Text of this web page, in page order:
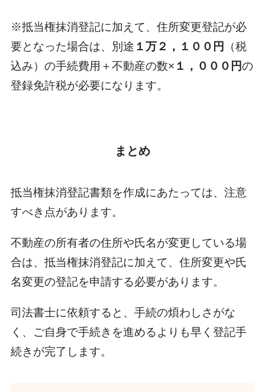
※抵当権抹消登記に加えて、住所変更登記が必
要となった場合は、別途 １万２，１００円
（税
込み）の手続費用＋不動産の数× １，０００円の
登録免許税が必要になります。
まとめ
抵当権抹消登記書類を作成にあたっては、注意
すべき点があります。
不動産の所有者の住所や氏名が変更している場
合は、抵当権抹消登記に加えて、住所変更や氏
名変更の登記を申請する必要があります。
司法書士に依頼すると、手続の煩わしさがな
く、ご自身で手続きを進めるよりも早く登記手
続きが完了します。